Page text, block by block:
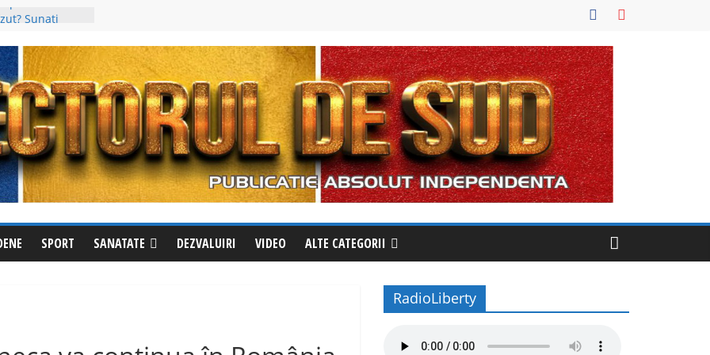
la
al Cupei
a fost
deși avea un
la Izvoru
pentru a
oraș
SPORT SANATATE DEZVALUIRI VIDEO ALTE CATEGORII
RadioLiberty